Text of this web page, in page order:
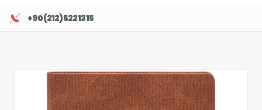
+90 (212) 522 13 15